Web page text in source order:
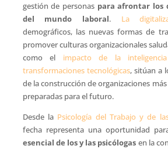
gestión de personas para afrontar los
del mundo laboral. La
demográficos, las nuevas formas de
promover culturas organizacionales
como el impacto de la
transformaciones tecnológicas, sitúan a
de la construcción de organizaciones
preparadas para el futuro.
Desde la Psicología del Trabajo y de
fecha representa una oportunidad
esencial de los y las psicólogas en la